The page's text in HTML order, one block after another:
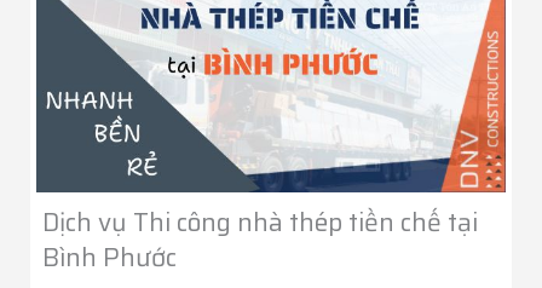
Dịch vụ Thi công nhà thép tiền chế tại
Bình Phước